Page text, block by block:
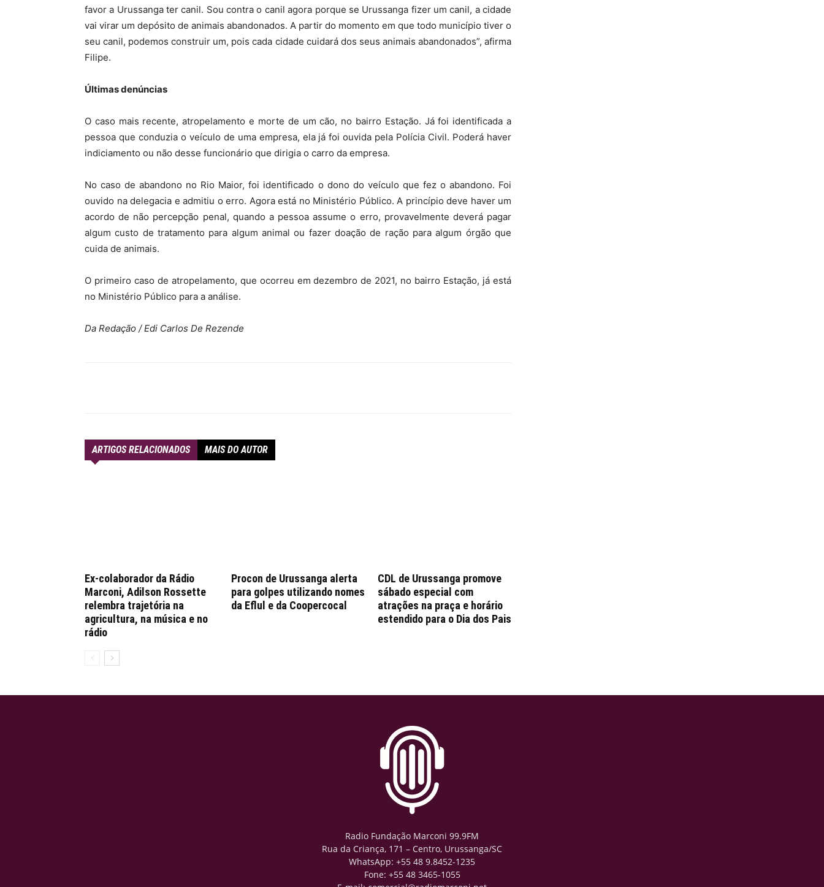
favor a Urussanga ter canil. Sou contra o canil agora porque se Urussanga fizer um canil, a cidade
vai virar um depósito de animais abandonados. A partir do momento em que todo município tiver o
seu canil, podemos construir um, pois cada cidade cuidará dos seus animais abandonados”, afirma
Filipe.
Últimas denúncias
O caso mais recente, atropelamento e morte de um cão, no bairro Estação. Já foi identificada a
pessoa que conduzia o veículo de uma empresa, ela já foi ouvida pela Polícia Civil. Poderá haver
indiciamento ou não desse funcionário que dirigia o carro da empresa.
No caso de abandono no Rio Maior, foi identificado o dono do veículo que fez o abandono. Foi
ouvido na delegacia e admitiu o erro. Agora está no Ministério Público. A princípio deve haver um
acordo de não percepção penal, quando a pessoa assume o erro, provavelmente deverá pagar
algum custo de tratamento para algum animal ou fazer doação de ração para algum órgão que
cuida de animais.
O primeiro caso de atropelamento, que ocorreu em dezembro de 2021, no bairro Estação, já está
no Ministério Público para a análise.
Da Redação / Edi Carlos De Rezende
ARTIGOS RELACIONADOS MAIS DO AUTOR
Ex-colaborador da Rádio
Marconi, Adilson Rossette
relembra trajetória na
agricultura, na música e no
rádio
Procon de Urussanga alerta
para golpes utilizando nomes
da Eflul e da Coopercocal
CDL de Urussanga promove
sábado especial com
atrações na praça e horário
estendido para o Dia dos Pais
Radio Fundação Marconi 99.9FM
Rua da Criança, 171 – Centro, Urussanga/SC
WhatsApp: +55 48 9.8452-1235
Fone: +55 48 3465-1055